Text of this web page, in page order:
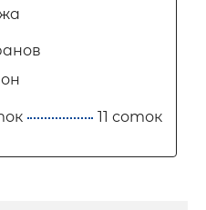
11 соток